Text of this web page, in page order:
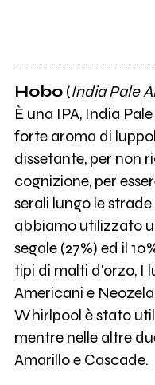
Hobo(India Pale
È una IPA, India
forte aroma di
dissetante, per non
cognizione, per
serali lungo le
abbiamo utilizzato
segale (27%) ed il
tipi di malti d'orzo, I
Americani e
Whirlpool è stato
mentre nelle altre
Amarillo e Cascade.